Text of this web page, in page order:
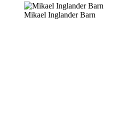
Mikael Inglander Barn